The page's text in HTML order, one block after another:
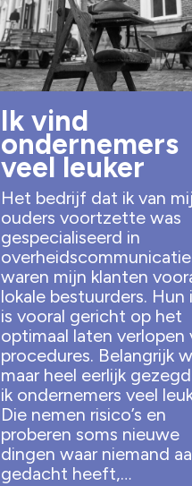
Ik vind
ondernemers
veel leuker
Het bedrijf dat ik van
ouders voortzette was
gespecialiseerd in
waren mijn klanten
lokale bestuurders. Hun
is vooral gericht op het
optimaal laten verlopen
procedures. Belangrijk
maar heel eerlijk
ik ondernemers veel
Die nemen risico’s en
proberen soms nieuwe
dingen waar niemand
gedacht heeft,…